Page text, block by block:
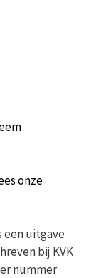
onze
uitgave
bij KVK
nummer